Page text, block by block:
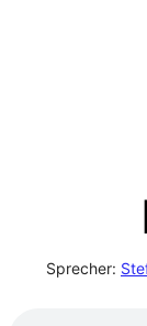
Sprecher: